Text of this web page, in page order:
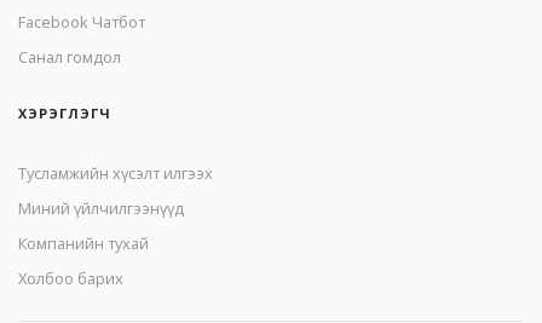
Facebook Чатбот
Санал гомдол
ХЭРЭГЛЭГЧ
Тусламжийн хүсэлт илгээх
Миний үйлчилгээнүүд
Компанийн тухай
Холбоо барих